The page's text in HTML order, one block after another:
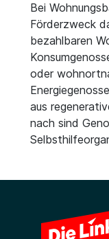
Bei
Förderzweck
bezahlbaren
oder
aus
nach sind